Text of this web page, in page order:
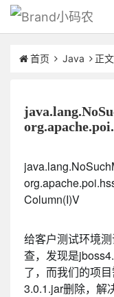
小码农
首页 Java 正文
Column(I)V
给客户测试环境
查，发现是
了，而我们的项
3.0.1.jar删除，解